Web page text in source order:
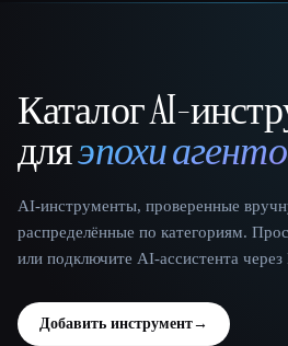
That AI Collection
Каталог AI-
дляэпохи
AI-инструменты, проверенные
распределённые по категориям.
или подключите AI-ассистента через
Добавить инструмент→